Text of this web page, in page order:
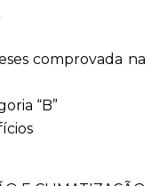
comprovada na
“B”